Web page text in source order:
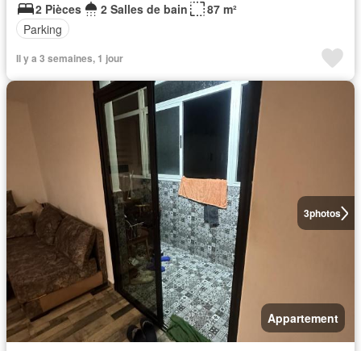
2 Pièces
2 Salles de bain
87 m²
Parking
Il y a 3 semaines, 1 jour
3photos
Appartement